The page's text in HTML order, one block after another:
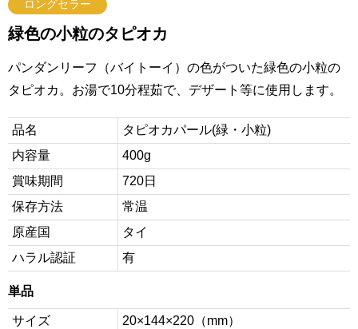
ロングセラー
緑色の小粒のタピオカ
パンダンリーフ（バイトーイ）の色がついた緑色の小粒の
タピオカ。お湯で10分程茹で、デザート等に使用します。
品名
タピオカパール(緑・小粒)
内容量
400g
賞味期間
720日
保存方法
常温
原産国
タイ
ハラル認証
有
単品
サイズ
20×144×220（mm）